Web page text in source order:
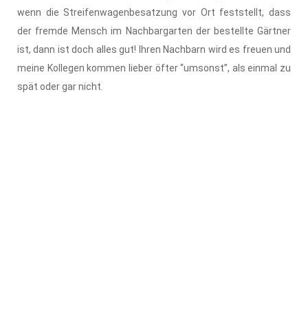
wenn die Streifenwagenbesatzung vor Ort feststellt, dass
der fremde Mensch im Nachbargarten der bestellte Gärtner
ist, dann ist doch alles gut! Ihren Nachbarn wird es freuen und
meine Kollegen kommen lieber öfter “umsonst”, als einmal zu
spät oder gar nicht.